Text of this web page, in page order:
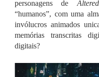
personagens de
“humanos”, com uma
invólucros animados
memórias transcritas
digitais?